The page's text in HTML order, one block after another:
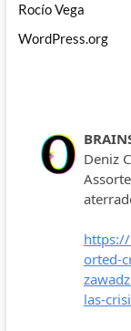
Rocío Vega
WordPress.org